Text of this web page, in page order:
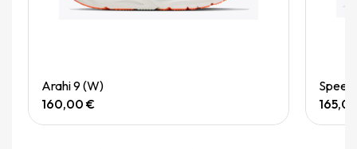
Arahi 9 (W)
160,00 €